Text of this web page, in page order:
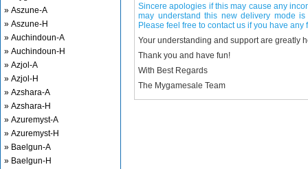
» Aszune-A
» Aszune-H
» Auchindoun-A
» Auchindoun-H
» Azjol-A
» Azjol-H
» Azshara-A
» Azshara-H
» Azuremyst-A
» Azuremyst-H
» Baelgun-A
» Baelgun-H
Sincere apologies if this may cause any
may understand this new delivery mode
Please feel free to contact us if you have any
Your understanding and support are greatly
Thank you and have fun!
With Best Regards
The Mygamesale Team